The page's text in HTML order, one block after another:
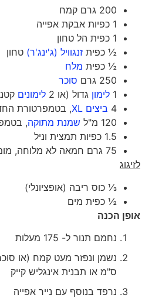
200 גרם קמח
1 כפיות אבקת אפייה
1 כפית הל טחון
½ כפיתזנגוויל (ג'ינג'ר)טחון
½ כפיתמלח
250 גרם
סוכר
1
לימוןגדול (או 2 לימוניםקטנים)
4 ביצים XL
, בטמפרטורת החדר
120 מ"ל
שמנת מתוקה,
1.5 כפיות תמצית וניל
75 גרם חמאה לא מלוחה, מומסת ומצוננת
לזיגוג
⅓ כוס ריבה (אופציונלי)
½ כפית מים
אופן הכנה
נחמם תנור ל- 175 מעלות
ס"מ או תבנית אינגליש קייק
נרפד בנוסף עם נייר אפייה